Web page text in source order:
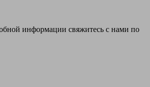
информации свяжитесь с нами по